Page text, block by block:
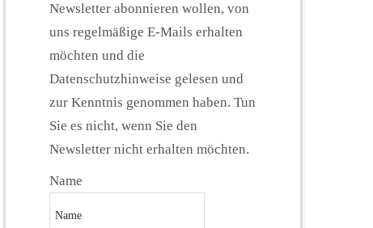
Newsletter abonnieren wollen, von
uns regelmäßige E-Mails erhalten
möchten und die
Datenschutzhinweise gelesen und
zur Kenntnis genommen haben. Tun
Sie es nicht, wenn Sie den
Newsletter nicht erhalten möchten.
Name